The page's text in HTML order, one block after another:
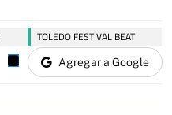
TOLEDO FESTIVAL BEAT
Agregar a Google